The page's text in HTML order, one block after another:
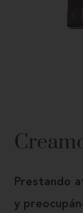
Prestando
y